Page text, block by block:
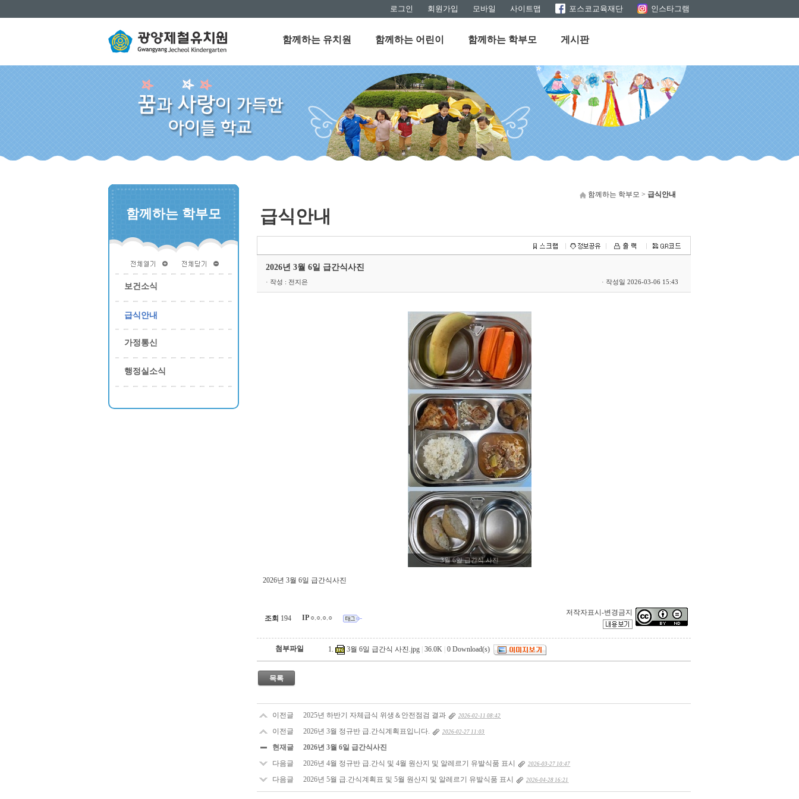
로그인 회원가입 모바일 사이트맵 포스코교육재단 인스타그램
함께하는 유치원 함께하는 어린이 함께하는 학부모 게시판
함께하는 학부모
보건소식
급식안내
가정통신
행정실소식
함께하는 학부모 > 급식안내
급식안내
2026년 3월 6일 급간식사진
· 작성 : 전지은 · 작성일 2026-03-06 15:43
2026년 3월 6일 급간식사진
조회 194 IP ○.○.○.○
저작자표시-변경금지
첨부파일 3월 6일 급간식 사진.jpg 36.0K 0 Download(s)
목록
이전글 2025년 하반기 자체급식 위생＆안전점검 결과 2026-02-11 08:42
이전글 2026년 3월 정규반 급.간식계획표입니다. 2026-02-27 11:03
현재글
2026년 3월 6일 급간식사진
다음글
2026년 4월 정규반 급.간식 및 4월 원산지 및 알레르기 유발식품 표시 2026-03-27 10:47
다음글 2026년 5월 급.간식계획표 및 5월 원산지 및 알레르기 유발식품 표시 2026-04-28 16:21
3월 6일 급간식 사진